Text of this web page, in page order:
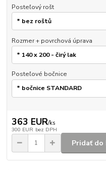
Posteľový rošt
Rozmer + povrchová úprava
Posteľové bočnice
363 EUR/ks
300 EUR bez DPH
Pridať do